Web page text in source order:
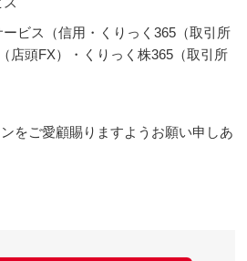
ビス（信用・くりっく365（取引所
店頭FX）・くりっく株365（取引所
をご愛顧賜りますようお願い申しあ